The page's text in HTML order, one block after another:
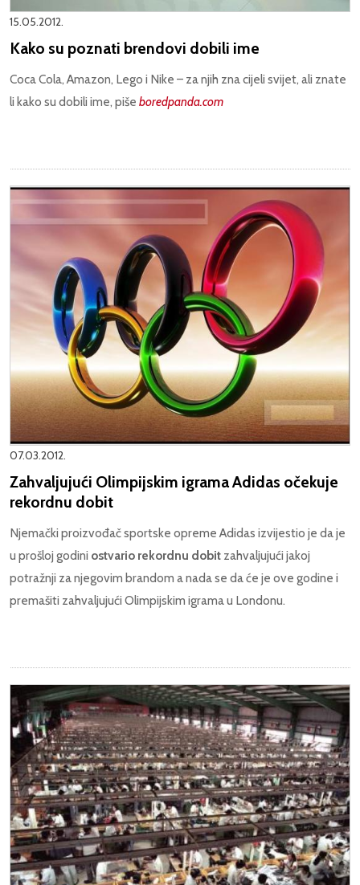
15.05.2012.
Kako su poznati brendovi dobili ime
Coca Cola, Amazon, Lego i Nike – za njih zna cijeli svijet, ali znate
li kako su dobili ime, piše boredpanda.com
07.03.2012.
Zahvaljujući Olimpijskim igrama Adidas očekuje
rekordnu dobit
Njemački proizvođač sportske opreme Adidas izvijestio je da je
u prošloj godini ostvario rekordnu dobit zahvaljujući jakoj
potražnji za njegovim brandom a nada se da će je ove godine i
premašiti zahvaljujući Olimpijskim igrama u Londonu.